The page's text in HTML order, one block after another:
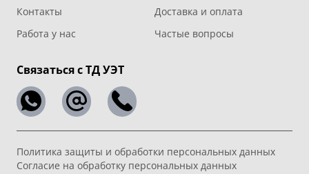
Контакты
Работа у нас
Доставка и оплата
Частые вопросы
Связаться с ТД УЭТ
Политика защиты и обработки персональных данных
Согласие на обработку персональных данных